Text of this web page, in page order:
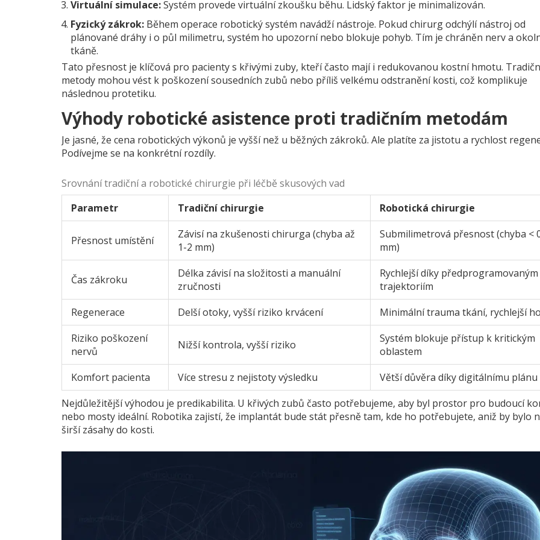
Virtuální simulace:Systém provede virtuální zkoušku běhu. Lidský faktor je minimalizován.
Fyzický zákrok: Během operace robotický systém navádží nástroje. Pokud chirurg odchýlí nástroj od
plánované dráhy i o půl milimetru, systém ho upozorní nebo blokuje pohyb. Tím je chráněn nerv a
tkáně.
Tato přesnost je klíčová pro pacienty s křivými zuby, kteří často mají i redukovanou kostní hmotu.
metody mohou vést k poškození sousedních zubů nebo příliš velkému odstranění kosti, což komplikuje
následnou protetiku.
Výhody robotické asistence proti tradičním metodám
Je jasné, že cena robotických výkonů je vyšší než u běžných zákroků. Ale platíte za jistotu a rychlost
Podívejme se na konkrétní rozdíly.
Srovnání tradiční a robotické chirurgie při léčbě skusových vad
Parametr
Tradiční chirurgie Robotická chirurgie
Přesnost umístění
Závisí na zkušenosti chirurga (chyba až
1-2 mm)
Submilimetrová přesnost (chyba <
mm)
Čas zákroku
Délka závisí na složitosti a manuální
zručnosti
Rychlejší díky předprogramovaným
trajektoriím
Regenerace
Delší otoky, vyšší riziko krvácení
Minimální trauma tkání, rychlejší
Riziko poškození
nervů
Nižší kontrola, vyšší riziko
Systém blokuje přístup k kritickým
oblastem
Komfort pacienta
Více stresu z nejistoty výsledku
Větší důvěra díky digitálnímu plánu
Nejdůležitější výhodou je predikabilita. U křivých zubů často potřebujeme, aby byl prostor pro budoucí
nebo mosty ideální. Robotika zajistí, že implantát bude stát přesně tam, kde ho potřebujete, aniž by bylo
širší zásahy do kosti.